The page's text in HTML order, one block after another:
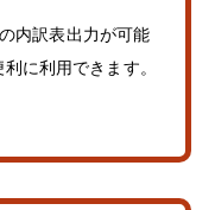
内訳表出力が可能
に利用できます。